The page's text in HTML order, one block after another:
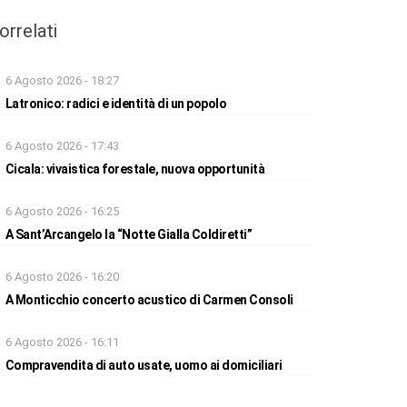
6 Agosto 2026 - 18:27
Latronico: radici e identità di un popolo
6 Agosto 2026 - 17:43
Cicala: vivaistica forestale, nuova opportunità
6 Agosto 2026 - 16:25
A Sant’Arcangelo la “Notte Gialla Coldiretti”
6 Agosto 2026 - 16:20
A Monticchio concerto acustico di Carmen Consoli
6 Agosto 2026 - 16:11
Compravendita di auto usate, uomo ai domiciliari